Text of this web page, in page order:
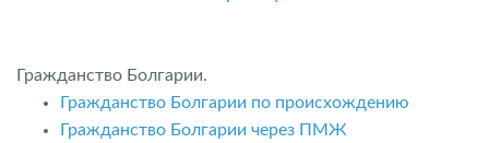
Гражданство Болгарии.
Гражданство Болгарии по происхождению
Гражданство Болгарии через ПМЖ